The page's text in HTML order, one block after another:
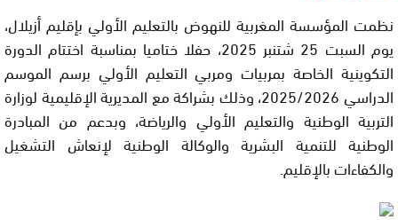
نظمت المؤسسة المغربية للنهوض بالتعليم الأولي بإقليم أزيلال،
يوم السبت 25 شتنبر 2025، حفلا ختاميا بمناسبة اختتام الدورة
التكوينية الخاصة بمربيات ومربي التعليم الأولي برسم الموسم
الدراسي 2025/2026، وذلك بشراكة مع المديرية الإقليمية لوزارة
التربية الوطنية والتعليم الأولي والرياضة، وبدعم من المبادرة
الوطنية للتنمية البشرية والوكالة الوطنية لإنعاش التشغيل
والكفاءات بالإقليم.